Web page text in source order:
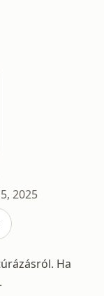
2025
Ha